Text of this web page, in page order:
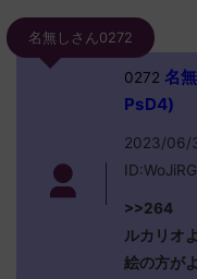
名無しさん0272
0272 名
PsD4)
2023/06/
>>264
ルカリオ
絵の方が